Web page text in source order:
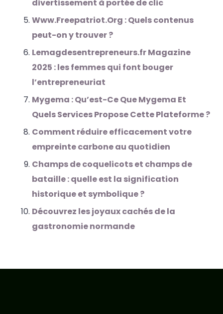
divertissement à portée de clic
Www.Freepatriot.Org : Quels contenus
peut-on y trouver ?
Lemagdesentrepreneurs.fr Magazine
2025 : les femmes qui font bouger
l’entrepreneuriat
Mygema : Qu’est-Ce Que Mygema Et
Quels Services Propose Cette Plateforme ?
Comment réduire efficacement votre
empreinte carbone au quotidien
Champs de coquelicots et champs de
bataille : quelle est la signification
historique et symbolique ?
Découvrez les joyaux cachés de la
gastronomie normande